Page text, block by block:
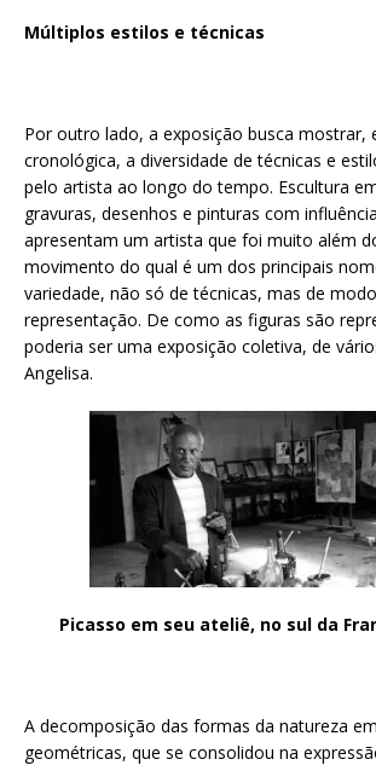
Múltiplos estilos e técnicas
Por outro lado, a exposição busca mostrar,
cronológica, a diversidade de técnicas e
pelo artista ao longo do tempo. Escultura
gravuras, desenhos e pinturas com
apresentam um artista que foi muito além
movimento do qual é um dos principais
variedade, não só de técnicas, mas de
representação. De como as figuras são
poderia ser uma exposição coletiva, de
Angelisa.
Picasso em seu ateliê, no sul da
A decomposição das formas da natureza
geométricas, que se consolidou na